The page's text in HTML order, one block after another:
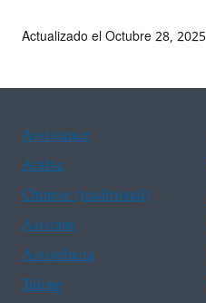
Actualizado el Octubre 28, 2025
Assistance
Arabic
Chinese (traditional)
Asistans
Assistência
Tulong